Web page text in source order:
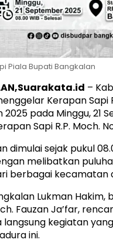
Piala Bupati Bangkalan
–
Kerapan Sapi
2025 pada Minggu, 21
Sapi R.P. Moch.
dimulai sejak pukul
melibatkan
berbagai kecamatan
Lukman Hakim,
Fauzan Ja’far,
kegiatan
ini.